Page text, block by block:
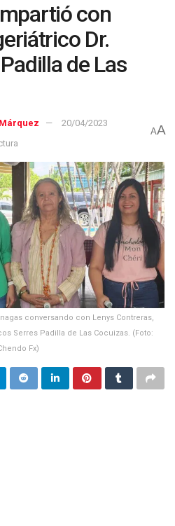
con
Dr.
de Las
20/04/2023
AA
conversando con Lenys Contreras,
Serres Padilla de Las Cocuizas. (Foto:
Fx)